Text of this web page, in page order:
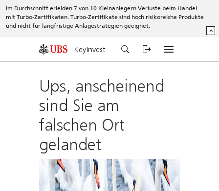
Im Durchschnitt erleiden 7 von 10 Kleinanlegern Verluste beim Handel
mit Turbo-Zertifikaten. Turbo-Zertifikate sind hoch risikoreiche Produkte
und nicht für langfristige Anlagestrategien geeignet.
^
KeyInvest
Ups, anscheinend
sind Sie am
falschen Ort
gelandet